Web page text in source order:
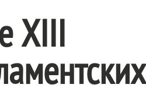
XIII